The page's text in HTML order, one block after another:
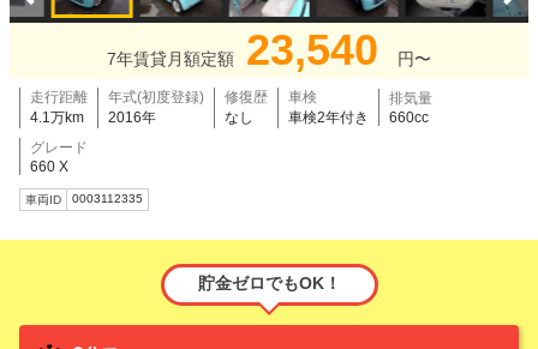
7年賃貸月額定額 23,540 円〜
走行距離
4.1万km
年式(初度登録)
2016年
修復歴
なし
車検
車検2年付き
排気量
660cc
グレード
660 X
車両ID 0003112335
貯金ゼロでもOK！